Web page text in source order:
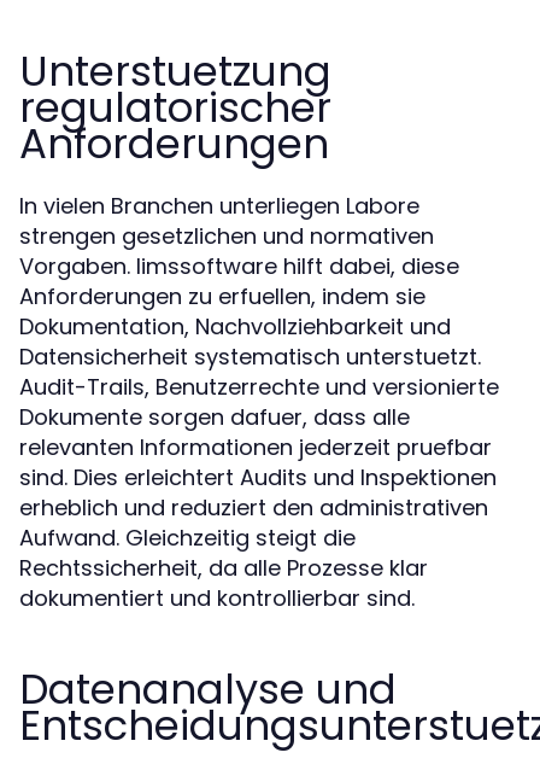
Unterstuetzung
regulatorischer
Anforderungen
In vielen Branchen unterliegen Labore
strengen gesetzlichen und normativen
Vorgaben. limssoftware hilft dabei, diese
Anforderungen zu erfuellen, indem sie
Dokumentation, Nachvollziehbarkeit und
Datensicherheit systematisch unterstuetzt.
Audit-Trails, Benutzerrechte und versionierte
Dokumente sorgen dafuer, dass alle
relevanten Informationen jederzeit pruefbar
sind. Dies erleichtert Audits und Inspektionen
erheblich und reduziert den administrativen
Aufwand. Gleichzeitig steigt die
Rechtssicherheit, da alle Prozesse klar
dokumentiert und kontrollierbar sind.
Datenanalyse und